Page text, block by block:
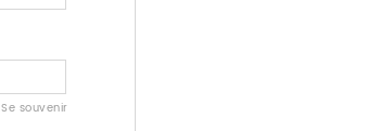
Se souvenir